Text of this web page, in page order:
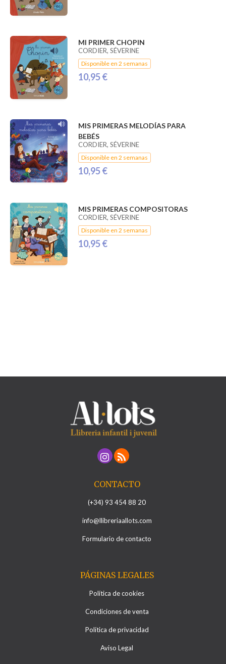
MI PRIMER CHOPIN
CORDIER, SÉVERINE
Disponible en 2 semanas
10,95 €
MIS PRIMERAS MELODÍAS PARA
BEBÉS
CORDIER, SÉVERINE
Disponible en 2 semanas
10,95 €
MIS PRIMERAS COMPOSITORAS
CORDIER, SÉVERINE
Disponible en 2 semanas
10,95 €
CONTACTO
(+34) 93 454 88 20
info@llibreriaallots.com
Formulario de contacto
PÁGINAS LEGALES
Política de cookies
Condiciones de venta
Política de privacidad
Aviso Legal